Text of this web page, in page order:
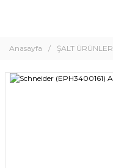
Anasayfa ŞALT ÜRÜNLER